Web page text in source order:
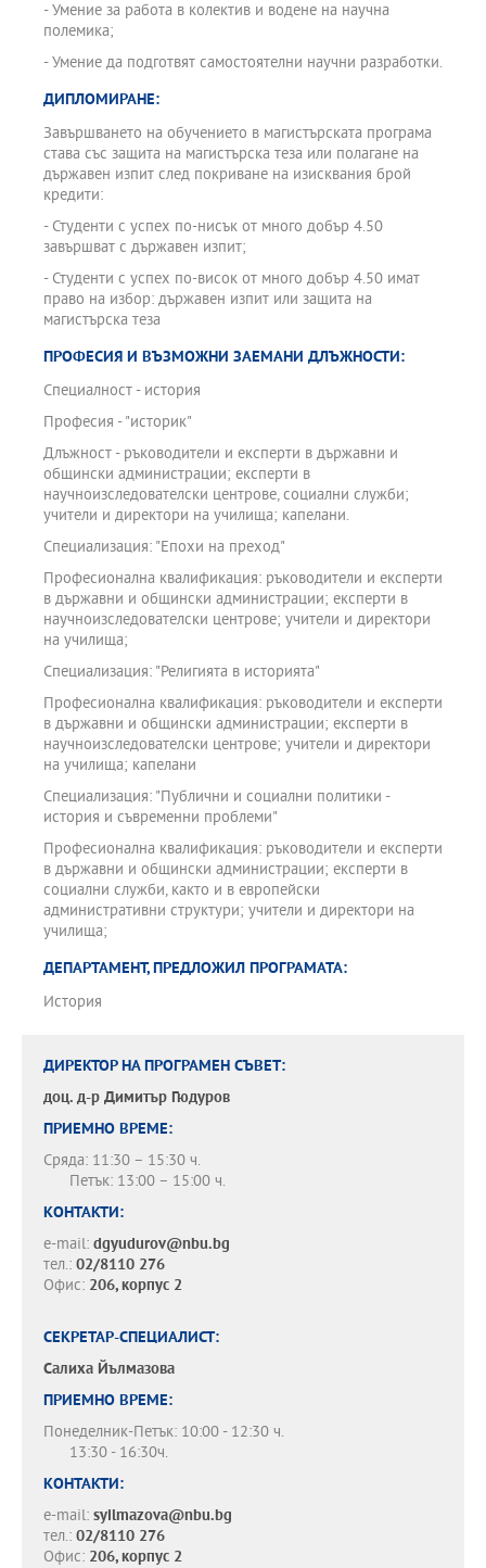
- Умение за работа в колектив и водене на научна
полемика;
- Умение да подготвят самостоятелни научни разработки.
ДИПЛОМИРАНЕ:
Завършването на обучението в магистърската програма
става със защита на магистърска теза или полагане на
държавен изпит след покриване на изисквания брой
кредити:
- Студенти с успех по-нисък от много добър 4.50
завършват с държавен изпит;
- Студенти с успех по-висок от много добър 4.50 имат
право на избор: държавен изпит или защита на
магистърска теза
ПРОФЕСИЯ И ВЪЗМОЖНИ ЗАЕМАНИ ДЛЪЖНОСТИ:
Специалност - история
Професия - "историк"
Длъжност - ръководители и експерти в държавни и
общински администрации; експерти в
научноизследователски центрове, социални служби;
учители и директори на училища; капелани.
Специализация: "Епохи на преход"
Професионална квалификация: ръководители и експерти
в държавни и общински администрации; експерти в
научноизследователски центрове; учители и директори
на училища;
Специализация: "Религията в историята"
Професионална квалификация: ръководители и експерти
в държавни и общински администрации; експерти в
научноизследователски центрове; учители и директори
на училища; капелани
Специализация: "Публични и социални политики -
история и съвременни проблеми"
Професионална квалификация: ръководители и експерти
в държавни и общински администрации; експерти в
социални служби, както и в европейски
административни структури; учители и директори на
училища;
ДЕПАРТАМЕНТ, ПРЕДЛОЖИЛ ПРОГРАМАТА:
История
ДИРЕКТОР НА ПРОГРАМЕН СЪВЕТ:
доц. д-р Димитър Гюдуров
ПРИЕМНО ВРЕМЕ:
Сряда: 11:30 – 15:30 ч.
Петък: 13:00 – 15:00 ч.
КОНТАКТИ:
e-mail: dgyudurov@nbu.bg
тел.: 02/8110 276
Офис: 206, корпус 2
СЕКРЕТАР-СПЕЦИАЛИСТ:
Салиха Йълмазова
ПРИЕМНО ВРЕМЕ:
Понеделник-Петък: 10:00 - 12:30 ч.
13:30 - 16:30ч.
КОНТАКТИ:
e-mail: syilmazova@nbu.bg
тел.: 02/8110 276
Офис: 206, корпус 2